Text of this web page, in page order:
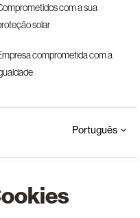
com a sua
solar
comprometida com a
Português